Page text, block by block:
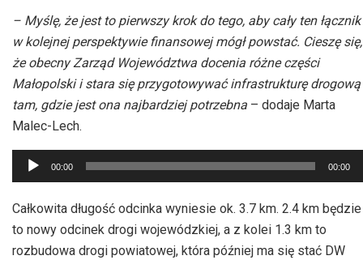
– Myślę, że jest to pierwszy krok do tego, aby cały ten łącznik
w kolejnej perspektywie finansowej mógł powstać. Cieszę się,
że obecny Zarząd Województwa docenia różne części
Małopolski i stara się przygotowywać infrastrukturę drogową
tam, gdzie jest ona najbardziej potrzebna – dodaje Marta
Malec-Lech.
Odtwarzacz
plików
dźwiękowych
00:00 00:00
Całkowita długość odcinka wyniesie ok. 3.7 km. 2.4 km będzie
to nowy odcinek drogi wojewódzkiej, a z kolei 1.3 km to
rozbudowa drogi powiatowej, która później ma się stać DW